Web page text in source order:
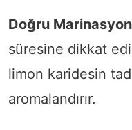
Doğru
süresine dikkat
limon karidesin
aromalandırır.